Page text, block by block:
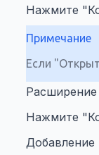
Нажмите
Примечание
Если
Нажмите
Добавление